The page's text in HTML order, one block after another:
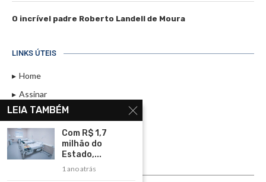
O incrível padre Roberto Landell de Moura
LINKS ÚTEIS
Home
Assinar
Contato
Política de Privacidade
Rádio Maristela - Ao Vivo
LEIA TAMBÉM
Com R$ 1,7
milhão do
Estado,...
1 ano atrás